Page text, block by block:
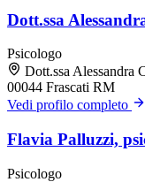
Dott.ssa
Psicologo
Dott.ssa Alessandra
00044 Frascati RM
Vedi profilo completo
Flavia Palluzzi,
Psicologo